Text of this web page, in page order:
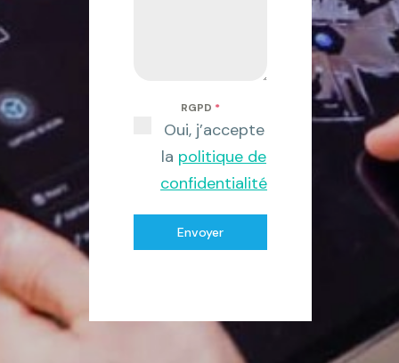
RGPD *
Oui, j’accepte
la politique de
confidentialité
Envoyer